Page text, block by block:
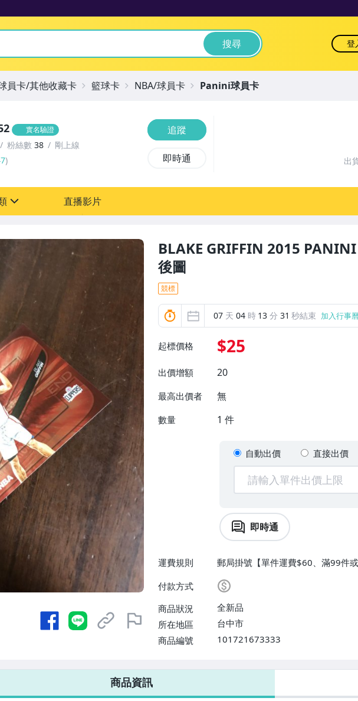
搜尋 登
BLAKE GRIFFIN 2015
後圖
競標
07 天 04 時 13 分 29 秒結束 加入行事
起標價格 $25
出價增額 20
最高出價者 無
數量 1 件
自動出價 直接出價
即時通
運費規則
郵局掛號【單件運費$60、滿99件
付款方式
商品狀況
全新品
所在地區
台中市
商品編號
101721673333
實名驗證
粉絲數 38
剛上線
)
追蹤
即時通 出
直播影片
員卡/其他收藏卡 籃球卡 NBA/球員卡 Panini球員卡
商品資訊